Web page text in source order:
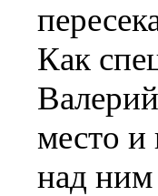
Как
место
над